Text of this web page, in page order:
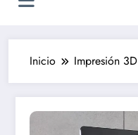
Inicio Impresión 3D